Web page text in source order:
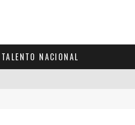
TALENTO NACIONAL